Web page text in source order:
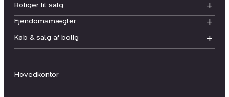
Hovedkontor
Boliger til salg
Ejendomsmægler
Køb & salg af bolig